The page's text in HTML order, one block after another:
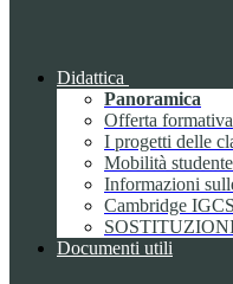
Didattica
Panoramica
Offerta formativa
I progetti delle
Mobilità
Informazioni
Cambridge
Documenti utili